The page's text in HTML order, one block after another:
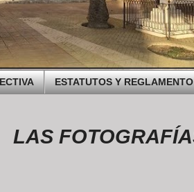
ESTATUTOS Y REGLAMENTO
FOTOGRAFÍAS